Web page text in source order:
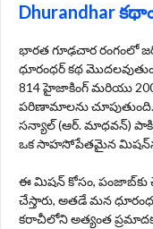
Dhurandhar
భారత గూఢచార రంగంలో
ధూరంధర్ కథ
814 హైజాకింగ్ మరియు
పరిణామాలను
సన్యాల్ (ఆర్‌. మాధవన్)
ఒక సాహసోపేతమైన
ఈ మిషన్ కోసం, పంజాబ్‌కు
చేస్తారు, అతడే మన
కరాచీలోని అత్యంత